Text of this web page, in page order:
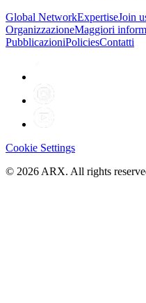
Global NetworkExpertiseJoin
OrganizzazioneMaggiori
PubblicazioniPoliciesContatti
Cookie Settings
© 2026 ARX. All rights